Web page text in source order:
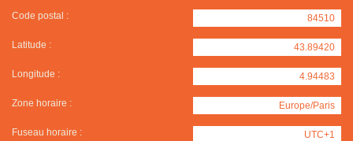
Code postal : 84510
Latitude : 43.89420
Longitude : 4.94483
Zone horaire : Europe/Paris
Fuseau horaire : UTC+1